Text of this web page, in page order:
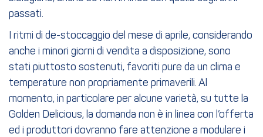
passati.
I ritmi di de-stoccaggio del mese di aprile, considerando
anche i minori giorni di vendita a disposizione, sono
stati piuttosto sostenuti, favoriti pure da un clima e
temperature non propriamente primaverili. Al
momento, in particolare per alcune varietà, su tutte la
Golden Delicious, la domanda non è in linea con l’offerta
ed i produttori dovranno fare attenzione a modulare i